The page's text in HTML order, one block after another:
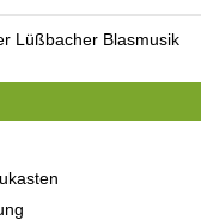
Lüßbacher Blasmusik